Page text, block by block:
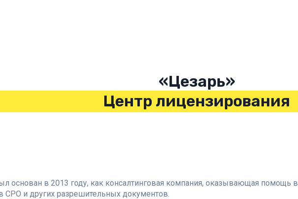
«Цезарь»
Центр лицензирования
основан в 2013 году, как консалтинговая компания, оказывающая помощь в
СРО и других разрешительных документов.